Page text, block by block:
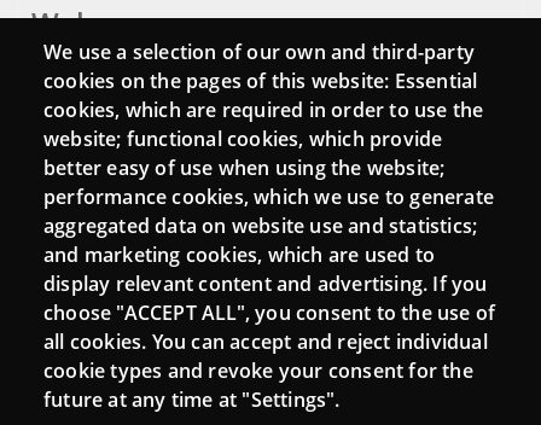
Webs
Login
Mattermost Punt TIC
Moodle CampusLab
Connect
Contact
Newsletters
We use a selection of our own and third-party
cookies on the pages of this website: Essential
cookies, which are required in order to use the
website; functional cookies, which provide
better easy of use when using the website;
performance cookies, which we use to generate
aggregated data on website use and statistics;
and marketing cookies, which are used to
display relevant content and advertising. If you
choose "ACCEPT ALL", you consent to the use of
all cookies. You can accept and reject individual
cookie types and revoke your consent for the
future at any time at "Settings".